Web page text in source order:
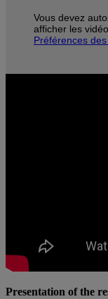
Vous devez
afficher les
Préférences
Presentation of the